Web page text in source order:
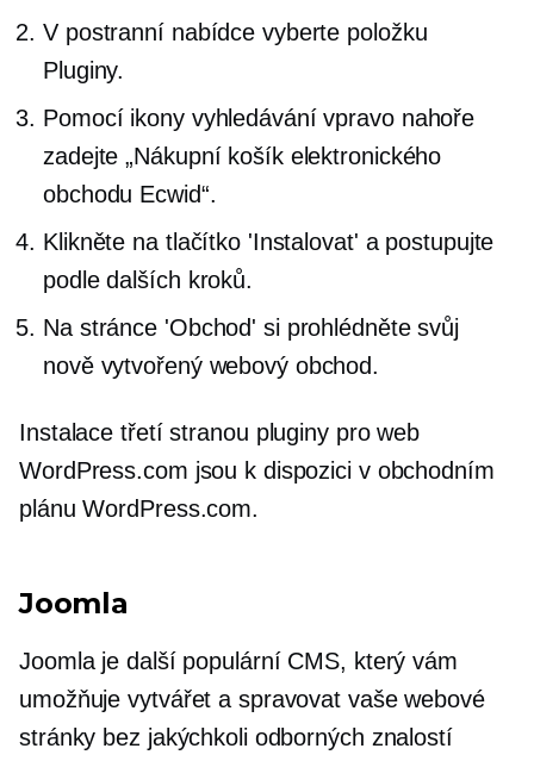
V postranní nabídce vyberte položku
Pluginy.
Pomocí ikony vyhledávání vpravo nahoře
zadejte „Nákupní košík elektronického
obchodu Ecwid“.
Klikněte na tlačítko 'Instalovat' a postupujte
podle dalších kroků.
Na stránce 'Obchod' si prohlédněte svůj
nově vytvořený webový obchod.
Instalacetřetí stranou pluginy pro web
WordPress.com jsou k dispozici v obchodním
plánu WordPress.com.
Joomla
Joomla je další populární CMS, který vám
umožňuje vytvářet a spravovat vaše webové
stránky bez jakýchkoli odborných znalostí